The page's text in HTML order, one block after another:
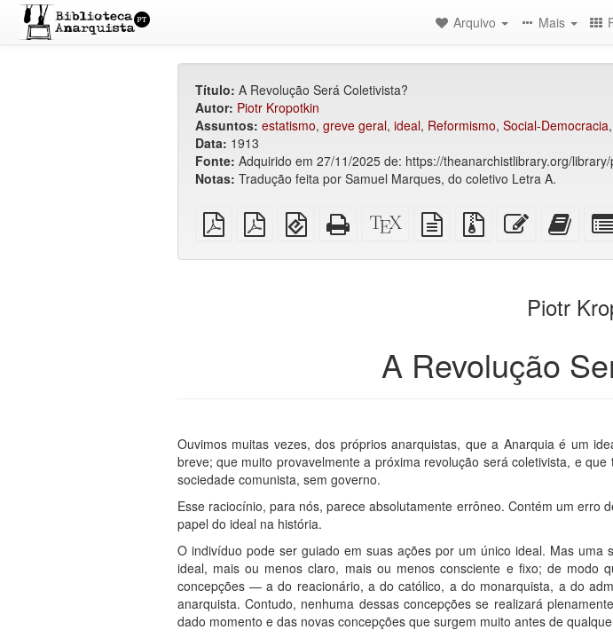
Arquivo Mais
Título: A Revolução Será Coletivista?
Autor: Piotr Kropotkin
Assuntos: estatismo, greve geral, ideal, Reformismo, Social-Democracia,
Data: 1913
Fonte: Adquirido em 27/11/2025 de: https://theanarchistlibrary.org/
Notas: Tradução feita por Samuel Marques, do coletivo Letra A.
PDF
simples
PDF
imposto
EPUB
(para
HTML
puro
Código-
fonte
fonte
em
Arquivos
fonte
Editar
esse
este
de
livros
Piotr
A Revolução
Ouvimos muitas vezes, dos próprios anarquistas, que a Anarquia é um
breve; que muito provavelmente a próxima revolução será coletivista, e
sociedade comunista, sem governo.
Esse raciocínio, para nós, parece absolutamente errôneo. Contém um
papel do ideal na história.
O indivíduo pode ser guiado em suas ações por um único ideal. Mas
ideal, mais ou menos claro, mais ou menos consciente e fixo; de modo
concepções — a do reacionário, a do católico, a do monarquista, a do
anarquista. Contudo, nenhuma dessas concepções se realizará
dado momento e das novas concepções que surgem muito antes de